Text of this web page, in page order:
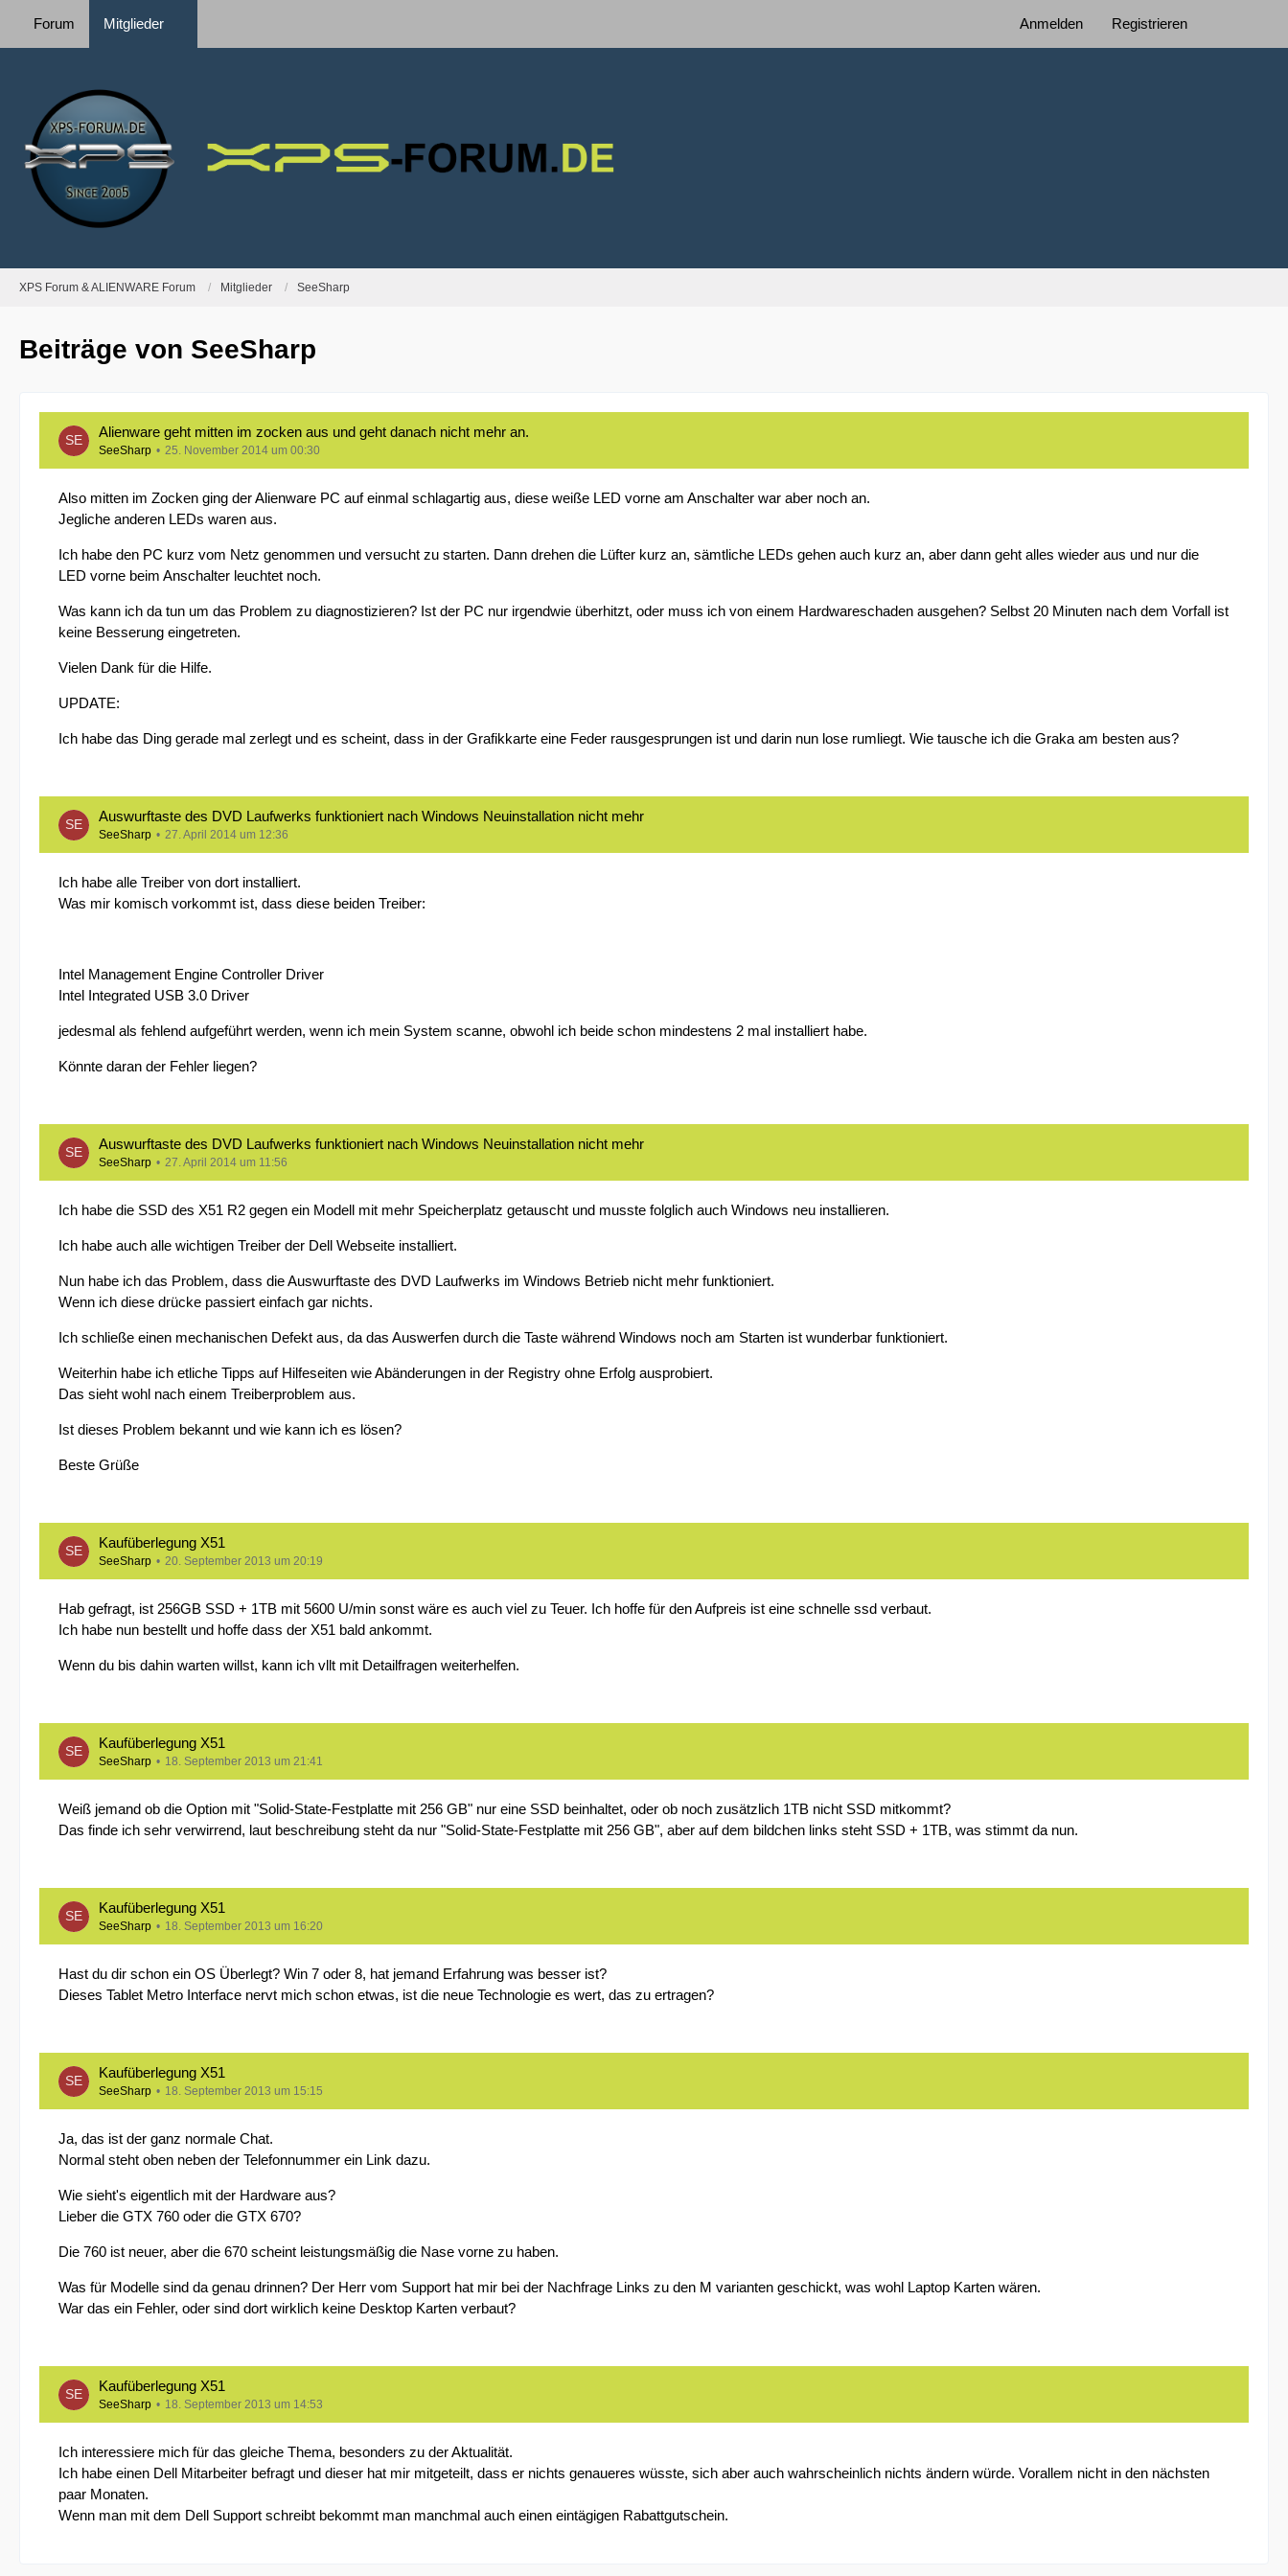
Forum Mitglieder Anmelden Registrieren
XPS Forum & ALIENWARE Forum Mitglieder SeeSharp
Beiträge von SeeSharp
Alienware geht mitten im zocken aus und geht danach nicht mehr an.
SeeSharp 25. November 2014 um 00:30
Also mitten im Zocken ging der Alienware PC auf einmal schlagartig aus, diese weiße LED vorne am Anschalter war aber noch an.
Jegliche anderen LEDs waren aus.
Ich habe den PC kurz vom Netz genommen und versucht zu starten. Dann drehen die Lüfter kurz an, sämtliche LEDs gehen auch kurz an, aber dann geht alles wieder aus und nur die
LED vorne beim Anschalter leuchtet noch.
Was kann ich da tun um das Problem zu diagnostizieren? Ist der PC nur irgendwie überhitzt, oder muss ich von einem Hardwareschaden ausgehen? Selbst 20 Minuten nach dem Vorfall ist
keine Besserung eingetreten.
Vielen Dank für die Hilfe.
UPDATE:
Ich habe das Ding gerade mal zerlegt und es scheint, dass in der Grafikkarte eine Feder rausgesprungen ist und darin nun lose rumliegt. Wie tausche ich die Graka am besten aus?
Auswurftaste des DVD Laufwerks funktioniert nach Windows Neuinstallation nicht mehr
SeeSharp 27. April 2014 um 12:36
Ich habe alle Treiber von dort installiert.
Was mir komisch vorkommt ist, dass diese beiden Treiber:
Intel Management Engine Controller Driver
Intel Integrated USB 3.0 Driver
jedesmal als fehlend aufgeführt werden, wenn ich mein System scanne, obwohl ich beide schon mindestens 2 mal installiert habe.
Könnte daran der Fehler liegen?
Auswurftaste des DVD Laufwerks funktioniert nach Windows Neuinstallation nicht mehr
SeeSharp 27. April 2014 um 11:56
Ich habe die SSD des X51 R2 gegen ein Modell mit mehr Speicherplatz getauscht und musste folglich auch Windows neu installieren.
Ich habe auch alle wichtigen Treiber der Dell Webseite installiert.
Nun habe ich das Problem, dass die Auswurftaste des DVD Laufwerks im Windows Betrieb nicht mehr funktioniert.
Wenn ich diese drücke passiert einfach gar nichts.
Ich schließe einen mechanischen Defekt aus, da das Auswerfen durch die Taste während Windows noch am Starten ist wunderbar funktioniert.
Weiterhin habe ich etliche Tipps auf Hilfeseiten wie Abänderungen in der Registry ohne Erfolg ausprobiert.
Das sieht wohl nach einem Treiberproblem aus.
Ist dieses Problem bekannt und wie kann ich es lösen?
Beste Grüße
Kaufüberlegung X51
SeeSharp 20. September 2013 um 20:19
Hab gefragt, ist 256GB SSD + 1TB mit 5600 U/min sonst wäre es auch viel zu Teuer. Ich hoffe für den Aufpreis ist eine schnelle ssd verbaut.
Ich habe nun bestellt und hoffe dass der X51 bald ankommt.
Wenn du bis dahin warten willst, kann ich vllt mit Detailfragen weiterhelfen.
Kaufüberlegung X51
SeeSharp 18. September 2013 um 21:41
Weiß jemand ob die Option mit "Solid-State-Festplatte mit 256 GB" nur eine SSD beinhaltet, oder ob noch zusätzlich 1TB nicht SSD mitkommt?
Das finde ich sehr verwirrend, laut beschreibung steht da nur "Solid-State-Festplatte mit 256 GB", aber auf dem bildchen links steht SSD + 1TB, was stimmt da nun.
Kaufüberlegung X51
SeeSharp 18. September 2013 um 16:20
Hast du dir schon ein OS Überlegt? Win 7 oder 8, hat jemand Erfahrung was besser ist?
Dieses Tablet Metro Interface nervt mich schon etwas, ist die neue Technologie es wert, das zu ertragen?
Kaufüberlegung X51
SeeSharp 18. September 2013 um 15:15
Ja, das ist der ganz normale Chat.
Normal steht oben neben der Telefonnummer ein Link dazu.
Wie sieht's eigentlich mit der Hardware aus?
Lieber die GTX 760 oder die GTX 670?
Die 760 ist neuer, aber die 670 scheint leistungsmäßig die Nase vorne zu haben.
Was für Modelle sind da genau drinnen? Der Herr vom Support hat mir bei der Nachfrage Links zu den M varianten geschickt, was wohl Laptop Karten wären.
War das ein Fehler, oder sind dort wirklich keine Desktop Karten verbaut?
Kaufüberlegung X51
SeeSharp 18. September 2013 um 14:53
Ich interessiere mich für das gleiche Thema, besonders zu der Aktualität.
Ich habe einen Dell Mitarbeiter befragt und dieser hat mir mitgeteilt, dass er nichts genaueres wüsste, sich aber auch wahrscheinlich nichts ändern würde. Vorallem nicht in den nächsten
paar Monaten.
Wenn man mit dem Dell Support schreibt bekommt man manchmal auch einen eintägigen Rabattgutschein.